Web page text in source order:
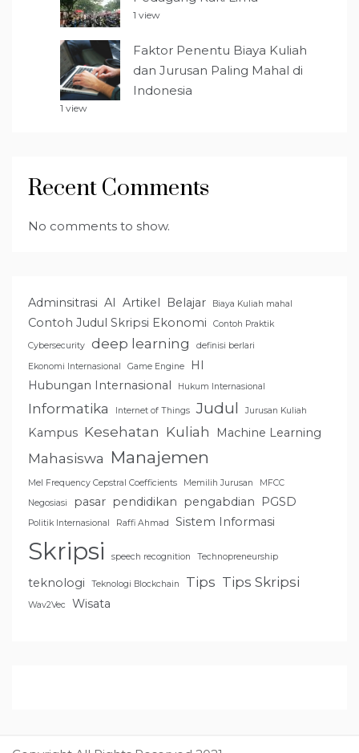
1 view
Faktor Penentu Biaya Kuliah
dan Jurusan Paling Mahal di
Indonesia
1 view
Recent Comments
No comments to show.
Adminsitrasi AI Artikel Belajar Biaya Kuliah mahal
Contoh Judul Skripsi Ekonomi Contoh Praktik
Cybersecurity deep learning
definisi berlari
Ekonomi Internasional
Game Engine
HI
Hubungan Internasional
Hukum Internasional
Informatika Internet of Things Judul Jurusan Kuliah
Kampus Kesehatan Kuliah Machine Learning
Mahasiswa Manajemen
Mel Frequency Cepstral Coefficients Memilih Jurusan
MFCC
Negosiasi
pasar pendidikan pengabdian PGSD
Politik Internasional Raffi Ahmad Sistem Informasi
Skripsi speech recognition Technopreneurship
teknologi Teknologi Blockchain Tips Tips Skripsi
Wav2Vec Wisata